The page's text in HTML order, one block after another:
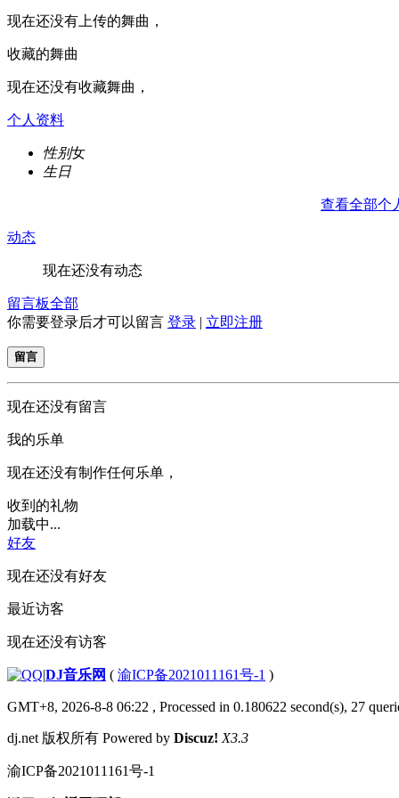
现在还没有上传的舞曲，
收藏的舞曲
现在还没有收藏舞曲，
个人资料
性别女
生日
查看全部个
动态
现在还没有动态
留言板全部
你需要登录后才可以留言 登录 | 立即注册
留言
现在还没有留言
我的乐单
现在还没有制作任何乐单，
收到的礼物
加载中...
好友
现在还没有好友
最近访客
现在还没有访客
|DJ音乐网 ( 渝ICP备2021011161号-1 )
GMT+8, 2026-8-8 06:22 , Processed in 0.180622 second(s), 27
dj.net 版权所有 Powered by Discuz! X3.3
渝ICP备2021011161号-1